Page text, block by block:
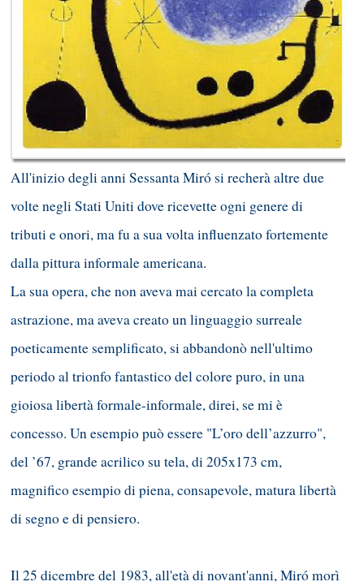
All'inizio degli anni Sessanta Miró si recherà altre due
volte negli Stati Uniti dove ricevette ogni genere di
tributi e onori, ma fu a sua volta influenzato fortemente
dalla pittura informale americana.
La sua opera, che non aveva mai cercato la completa
astrazione, ma aveva creato un linguaggio surreale
poeticamente semplificato, si abbandonò nell'ultimo
periodo al trionfo fantastico del colore puro, in una
gioiosa libertà formale-informale, direi, se mi è
concesso. Un esempio può essere "L’oro dell’azzurro",
del ’67, grande acrilico su tela, di 205x173 cm,
magnifico esempio di piena, consapevole, matura libertà
di segno e di pensiero.
Il 25 dicembre del 1983, all'età di novant'anni, Miró morì